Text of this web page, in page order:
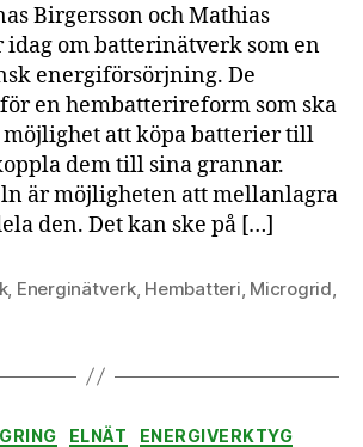
Birgersson och Mathias
om batterinätverk som en
energiförsörjning. De
en hembatterireform som ska
möjlighet att köpa batterier till
dem till sina grannar.
är möjligheten att mellanlagra
den. Det kan ske på […]
, Energinätverk, Hembatteri Microgrid
Kategorier
ELNÄT
ENERGIVERKTYG